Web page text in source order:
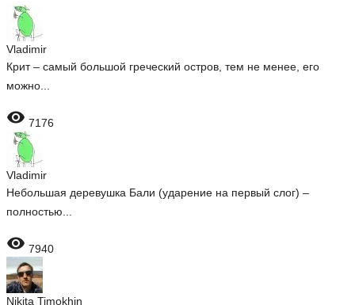
Vladimir
Крит – самый большой греческий остров, тем не менее, его
можно...
 7176
Vladimir
Небольшая деревушка Бали (ударение на первый слог) –
полностью...
 7940
Nikita Timokhin